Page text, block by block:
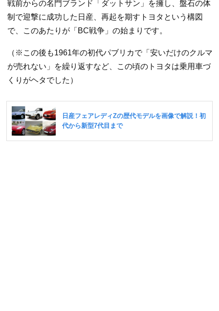
戦前からの名門ブランド「ダットサン」を擁し、盤石の体
制で迎撃に成功した日産、再起を期すトヨタという構図
で、このあたりが「BC戦争」の始まりです。
（※この後も1961年の初代パブリカで「安いだけのクルマ
が売れない」を繰り返すなど、この頃のトヨタは乗用車づ
くりがヘタでした）